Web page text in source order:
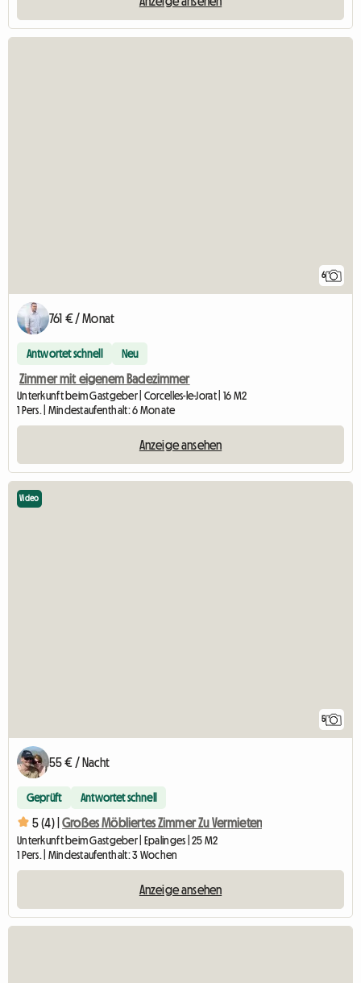
6
761 € / Monat
Antwortet schnell Neu
Zimmer mit eigenem Badezimmer
Unterkunft beim Gastgeber | Corcelles-le-Jorat | 16 M2
1 Pers. | Mindestaufenthalt: 6 Monate
Anzeige ansehen
5
Video
55 € / Nacht
Geprüft Antwortet schnell
5 (4) | Großes Möbliertes Zimmer Zu Vermieten
Unterkunft beim Gastgeber | Epalinges | 25 M2
1 Pers. | Mindestaufenthalt: 3 Wochen
Anzeige ansehen